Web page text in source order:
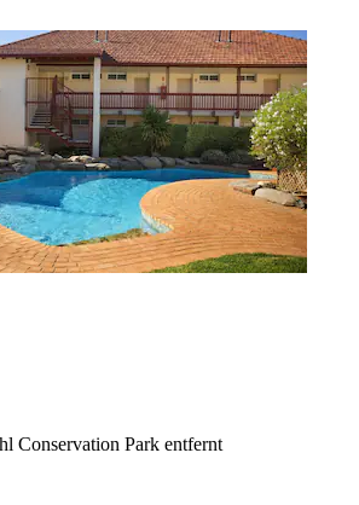
Conservation Park entfernt